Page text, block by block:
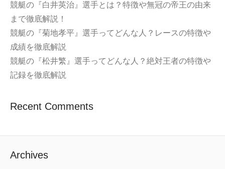
競艇の『白井英治』選手とは？特徴や無冠の帝王の由来
まで徹底解説！
競艇の『菊地孝平』選手ってどんな人？レースの特徴や
成績を徹底解説
競艇の『松井繁』選手ってどんな人？絶対王者の特徴や
記録を徹底解説
Recent Comments
Archives